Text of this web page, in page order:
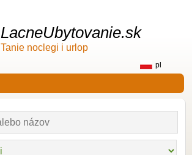
LacneUbytovanie.sk
Tanie noclegi i urlop
pl